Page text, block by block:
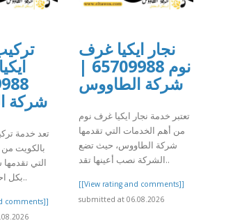
شركة
تعد خدمة
بالكويت من
التي
بكل احترافية عالية وبأ..
comments]]
نجار ايكيا غرف
نوم 65709988 |
شركة الطاووس
تعتبر خدمة نجار ايكيا غرف نوم
من أهم الخدمات التي تقدمها
شركة الطاووس، حيث تضع
الشركة نصب أعينها تقد..
[[View rating and comments]]
submitted at 06.08.2026